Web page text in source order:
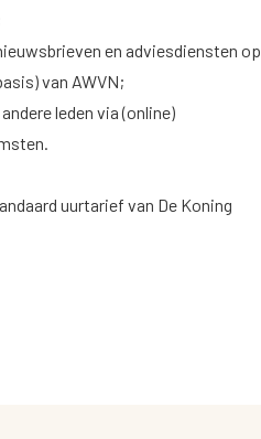
en adviesdiensten op
van AWVN;
leden via (online)
uurtarief van De Koning